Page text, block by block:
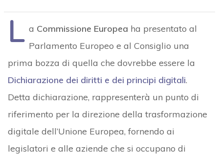
L a Commissione Europea ha presentato al
Parlamento Europeo e al Consiglio una
prima bozza di quella che dovrebbe essere la
Dichiarazione dei diritti e dei principi digitali.
Detta dichiarazione, rappresenterà un punto di
riferimento per la direzione della trasformazione
digitale dell’Unione Europea, fornendo ai
legislatori e alle aziende che si occupano di